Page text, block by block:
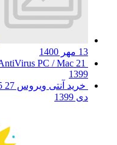
13 مهر 1400
PC / Mac
1399
خرید آنتی ویروس F-Secure SAFE Internet Security 2025 27
دی 1399